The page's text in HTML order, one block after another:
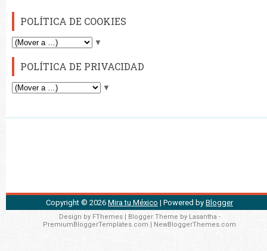
POLÍTICA DE COOKIES
▼
POLÍTICA DE PRIVACIDAD
▼
Copyright © 2026 Mira tu México | Powered by Blogger
Design by FThemes| Blogger Theme by Lasantha -
PremiumBloggerTemplates.com
NewBloggerThemes.com